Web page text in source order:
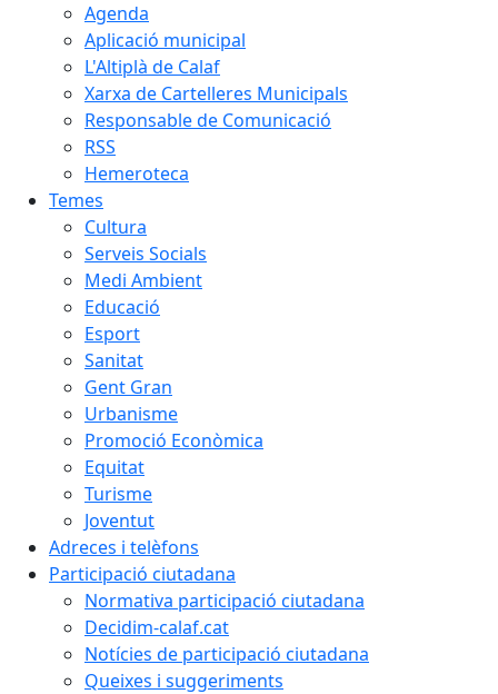
Agenda
Aplicació municipal
L'Altiplà de Calaf
Xarxa de Cartelleres Municipals
Responsable de Comunicació
RSS
Hemeroteca
Temes
Cultura
Serveis Socials
Medi Ambient
Educació
Esport
Sanitat
Gent Gran
Urbanisme
Promoció Econòmica
Equitat
Turisme
Joventut
Adreces i telèfons
Participació ciutadana
Normativa participació ciutadana
Decidim-calaf.cat
Notícies de participació ciutadana
Queixes i suggeriments